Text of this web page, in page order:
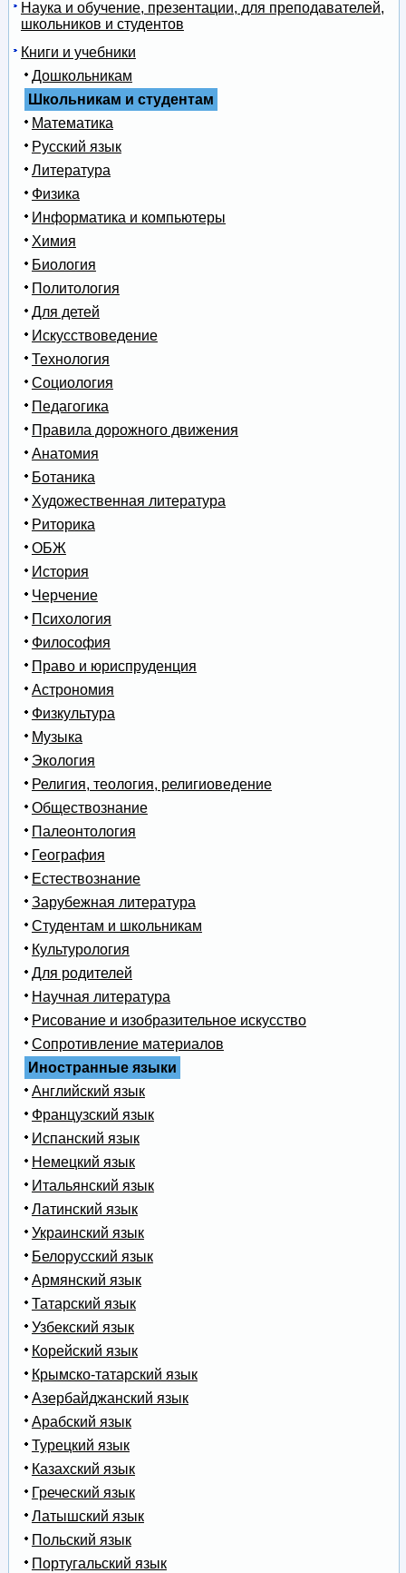
Наука и обучение, презентации, для преподавателей,
школьников и студентов
Книги и учебники
Дошкольникам
Школьникам и студентам
Математика
Русский язык
Литература
Физика
Информатика и компьютеры
Химия
Биология
Политология
Для детей
Искусствоведение
Технология
Социология
Педагогика
Правила дорожного движения
Анатомия
Ботаника
Художественная литература
Риторика
ОБЖ
История
Черчение
Психология
Философия
Право и юриспруденция
Астрономия
Физкультура
Музыка
Экология
Религия, теология, религиоведение
Обществознание
Палеонтология
География
Естествознание
Зарубежная литература
Студентам и школьникам
Культурология
Для родителей
Научная литература
Рисование и изобразительное искусство
Сопротивление материалов
Иностранные языки
Английский язык
Французский язык
Испанский язык
Немецкий язык
Итальянский язык
Латинский язык
Украинский язык
Белорусский язык
Армянский язык
Татарский язык
Узбекский язык
Корейский язык
Крымско-татарский язык
Азербайджанский язык
Арабский язык
Турецкий язык
Казахский язык
Греческий язык
Латышский язык
Польский язык
Португальский язык